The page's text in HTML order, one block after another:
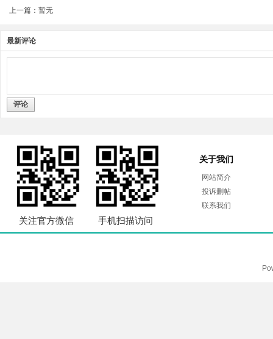
上一篇：暂无
最新评论
评论
关注官方微信 手机扫描访问
关于我们
网站简介
投诉删帖
联系我们